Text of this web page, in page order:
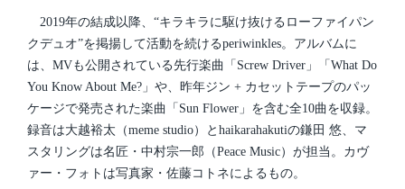
2019年の結成以降、“キラキラに駆け抜けるローファイパン
クデュオ”を掲揚して活動を続けるperiwinkles。アルバムに
は、MVも公開されている先行楽曲「Screw Driver」「What Do
You Know About Me?」や、昨年ジン + カセットテープのパッ
ケージで発売された楽曲「Sun Flower」を含む全10曲を収録。
録音は大越裕太（meme studio）とhaikarahakutiの鎌田 悠、マ
スタリングは名匠・中村宗一郎（Peace Music）が担当。カヴ
ァー・フォトは写真家・佐藤コトネによるもの。